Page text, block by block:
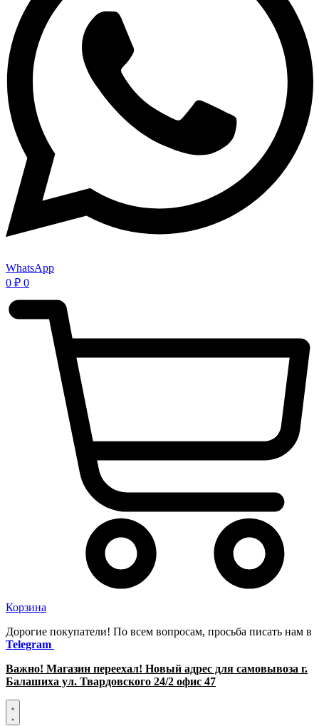
WhatsApp
0 ₽ 0
Корзина
Дорогие покупатели! По всем вопросам, просьба писать нам в
Telegram
Важно! Магазин переехал! Новый адрес для самовывоза г.
Балашиха ул. Твардовского 24/2 офис 47